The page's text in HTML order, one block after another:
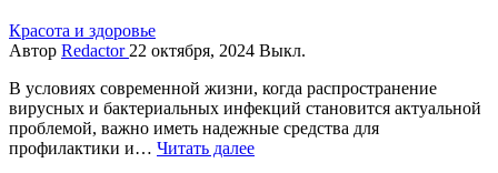
Красота и здоровье
Автор Redactor 22 октября, 2024 Выкл.
В условиях современной жизни, когда распространение
вирусных и бактериальных инфекций становится актуальной
проблемой, важно иметь надежные средства для
профилактики и… Читать далее